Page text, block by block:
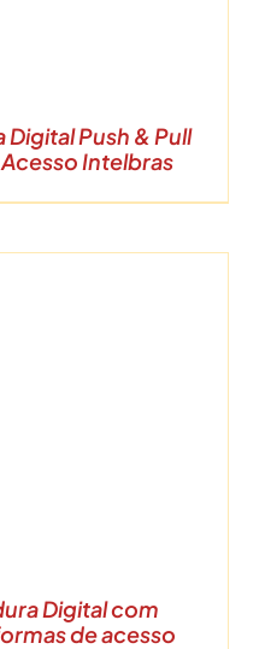
Digital Push & Pull
Intelbras
Digital com
de acesso